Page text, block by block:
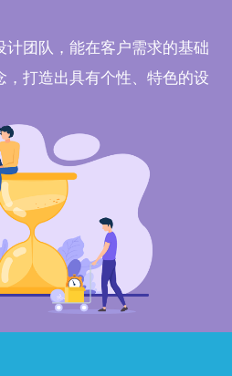
计团队，能在客户需求的基础
，打造出具有个性、特色的设